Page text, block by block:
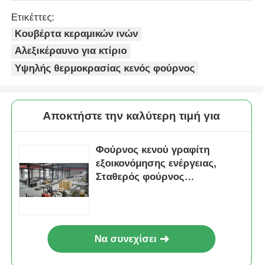
Κεταλλωτήρες με φυσικό αέριο
λέβητας ατμού βιομαζών
Μηχανή χύτευσης CCM
Ετικέττες:
Κουβέρτα κεραμικών ινών
Αλεξικέραυνο για κτίριο
Υψηλής θερμοκρασίας κενός φούρνος
Αποκτήστε την καλύτερη τιμή για
Φούρνος κενού γραφίτη
εξοικονόμησης ενέργειας,
Σταθερός φούρνος
Να συνεχίσει